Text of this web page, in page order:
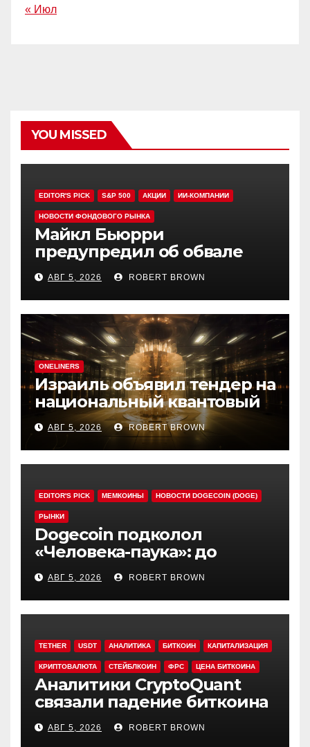
« Июл
YOU MISSED
EDITOR'S PICK S&P 500 АКЦИИ ИИ-КОМПАНИИ
НОВОСТИ ФОНДОВОГО РЫНКА
Майкл Бьюрри
предупредил об обвале
рынка при рекордном S&P
500
АВГ 5, 2026 ROBERT BROWN
ONELINERS
Израиль объявил тендер на
национальный квантовый
компьютер
АВГ 5, 2026 ROBERT BROWN
EDITOR'S PICK МЕМКОИНЫ НОВОСТИ DOGECOIN (DOGE)
РЫНКИ
Dogecoin подколол
«Человека-паука»: до
мемкоина еще 11 премьер
АВГ 5, 2026 ROBERT BROWN
TETHER USDT АНАЛИТИКА БИТКОИН КАПИТАЛИЗАЦИЯ
КРИПТОВАЛЮТА СТЕЙБЛКОИН ФРС ЦЕНА БИТКОИНА
Аналитики CryptoQuant
связали падение биткоина
с обвалом капитализации
USDT
АВГ 5, 2026 ROBERT BROWN